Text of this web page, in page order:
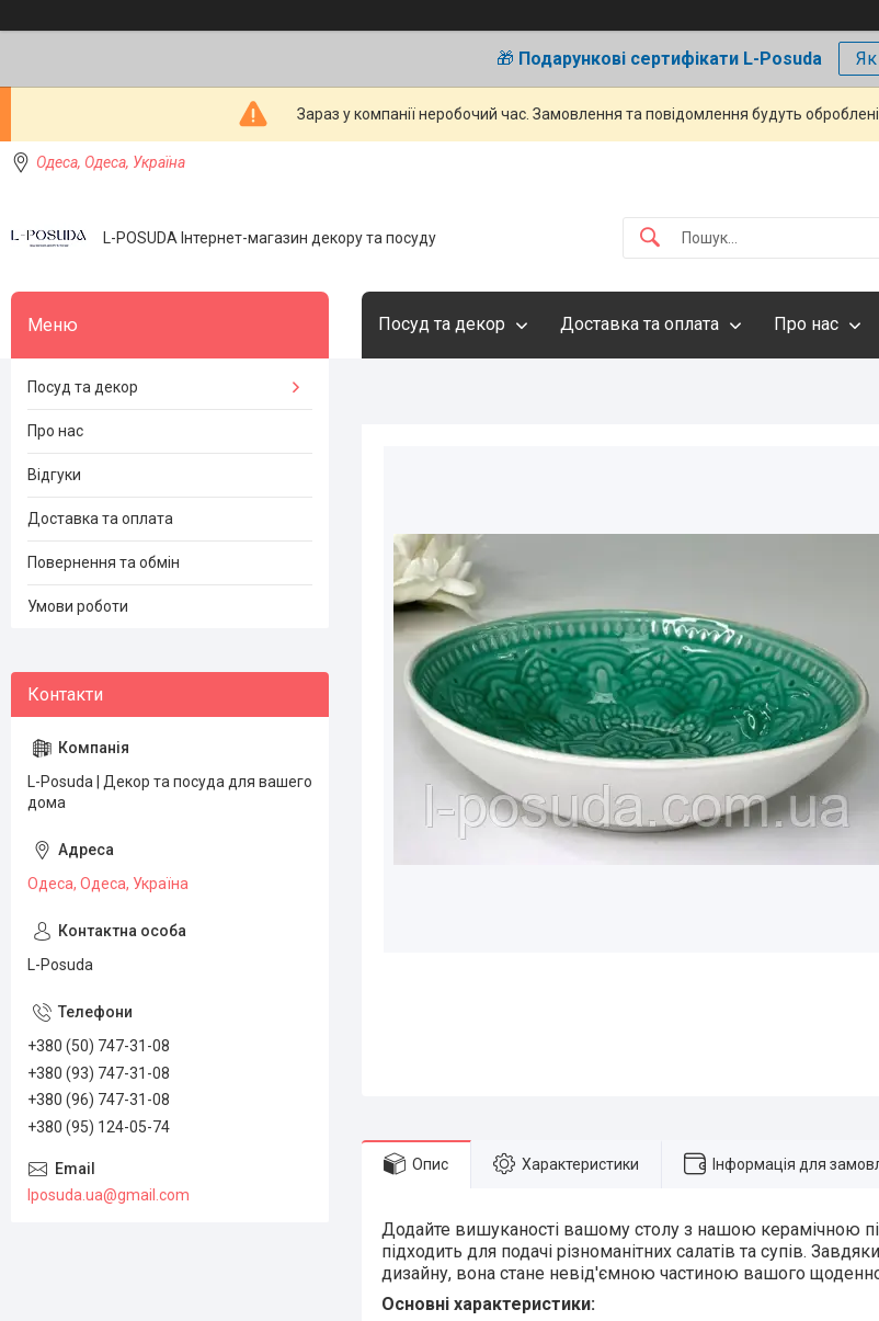
🎁 Подарункові сертифікати L-Posuda
Зараз у компанії неробочий час. Замовлення та повідомлення будуть
Одеса, Одеса, Україна
L-POSUDA Інтернет-магазин декору та посуду
Посуд та декор Доставка та оплата Про нас
Опис Характеристики Інформація для
Додайте вишуканості вашому столу з нашою керамічною
підходить для подачі різноманітних салатів та супів.
дизайну, вона стане невід'ємною частиною вашого
Основні характеристики:
Посуд та декор
Про нас
Відгуки
Доставка та оплата
Повернення та обмін
Умови роботи
L-Posuda | Декор та посуда для вашего
дома
Одеса, Одеса, Україна
L-Posuda
+380 (50) 747-31-08
+380 (93) 747-31-08
+380 (96) 747-31-08
+380 (95) 124-05-74
lposuda.ua@gmail.com